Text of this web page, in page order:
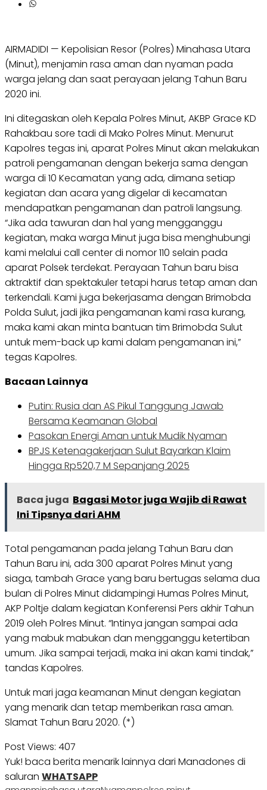
AIRMADIDI — Kepolisian Resor (Polres) Minahasa Utara
(Minut), menjamin rasa aman dan nyaman pada
warga jelang dan saat perayaan jelang Tahun Baru
2020 ini.
Ini ditegaskan oleh Kepala Polres Minut, AKBP Grace KD
Rahakbau sore tadi di Mako Polres Minut. Menurut
Kapolres tegas ini, aparat Polres Minut akan melakukan
patroli pengamanan dengan bekerja sama dengan
warga di 10 Kecamatan yang ada, dimana setiap
kegiatan dan acara yang digelar di kecamatan
mendapatkan pengamanan dan patroli langsung.
“Jika ada tawuran dan hal yang mengganggu
kegiatan, maka warga Minut juga bisa menghubungi
kami melalui call center di nomor 110 selain pada
aparat Polsek terdekat. Perayaan Tahun baru bisa
aktraktif dan spektakuler tetapi harus tetap aman dan
terkendali. Kami juga bekerjasama dengan Brimobda
Polda Sulut, jadi jika pengamanan kami rasa kurang,
maka kami akan minta bantuan tim Brimobda Sulut
untuk mem-back up kami dalam pengamanan ini,”
tegas Kapolres.
Bacaan Lainnya
Putin: Rusia dan AS Pikul Tanggung Jawab
Bersama Keamanan Global
Pasokan Energi Aman untuk Mudik Nyaman
BPJS Ketenagakerjaan Sulut Bayarkan Klaim
Hingga Rp520,7 M Sepanjang 2025
Baca juga Bagasi Motor juga Wajib di Rawat
Ini Tipsnya dari AHM
Total pengamanan pada jelang Tahun Baru dan
Tahun Baru ini, ada 300 aparat Polres Minut yang
siaga, tambah Grace yang baru bertugas selama dua
bulan di Polres Minut didampingi Humas Polres Minut,
AKP Poltje dalam kegiatan Konferensi Pers akhir Tahun
2019 oleh Polres Minut. “Intinya jangan sampai ada
yang mabuk mabukan dan mengganggu ketertiban
umum. Jika sampai terjadi, maka ini akan kami tindak,”
tandas Kapolres.
Untuk mari jaga keamanan Minut dengan kegiatan
yang menarik dan tetap memberikan rasa aman.
Slamat Tahun Baru 2020. (*)
Post Views: 407
Yuk! baca berita menarik lainnya dari Manadones di
saluran WHATSAPP